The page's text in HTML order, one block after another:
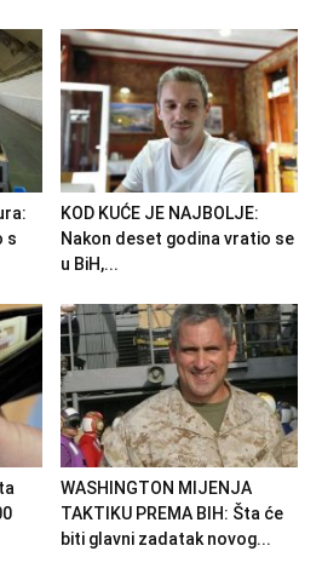
s
KOD KUĆE JE NAJBOLJE:
Nakon deset godina vratio se
u BiH,...
WASHINGTON MIJENJA
TAKTIKU PREMA BIH: Šta će
biti glavni zadatak novog...